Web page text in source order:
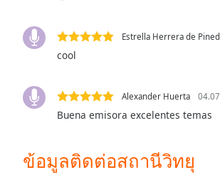
Fullscreen
modal
window.
Estrella Herrera de
cool
Alexander Huerta
Buena emisora excelentes temas
ข้อมูลติดต่อสถานีวิทยุ